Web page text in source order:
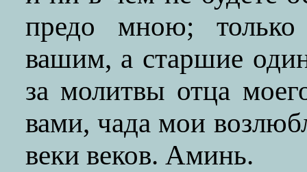
предо мною; только
вашим, а старшие
за молитвы отца
вами, чада мои
веки веков. Аминь.